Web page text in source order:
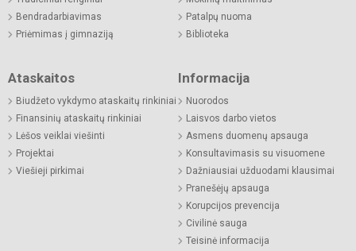
Bendradarbiavimas
Priėmimas į gimnaziją
Patalpų nuoma
Biblioteka
Ataskaitos
Biudžeto vykdymo ataskaitų rinkiniai
Finansinių ataskaitų rinkiniai
Lėšos veiklai viešinti
Projektai
Viešieji pirkimai
Informacija
Nuorodos
Laisvos darbo vietos
Asmens duomenų apsauga
Konsultavimasis su visuomene
Dažniausiai užduodami klausimai
Pranešėjų apsauga
Korupcijos prevencija
Civilinė sauga
Teisinė informacija